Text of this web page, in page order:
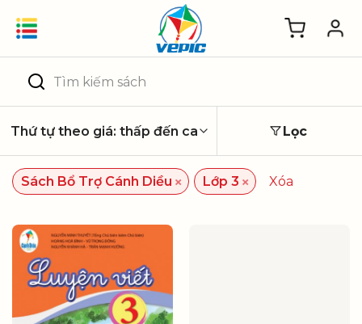
Tìm
kiếm:
Lọc
Sách Bổ Trợ Cánh Diều × Lớp 3 × Xóa